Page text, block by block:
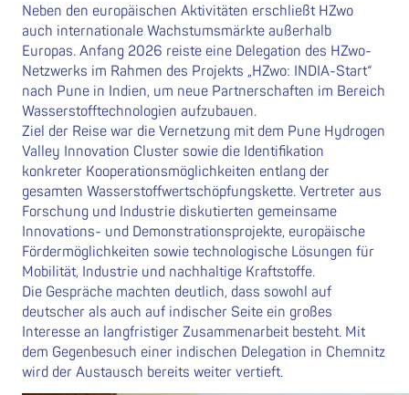
Neben den europäischen Aktivitäten erschließt HZwo
auch internationale Wachstumsmärkte außerhalb
Europas. Anfang 2026 reiste eine Delegation des HZwo-
Netzwerks im Rahmen des Projekts „HZwo: INDIA-Start“
nach Pune in Indien, um neue Partnerschaften im Bereich
Wasserstofftechnologien aufzubauen.
Ziel der Reise war die Vernetzung mit dem Pune Hydrogen
Valley Innovation Cluster sowie die Identifikation
konkreter Kooperationsmöglichkeiten entlang der
gesamten Wasserstoffwertschöpfungskette. Vertreter aus
Forschung und Industrie diskutierten gemeinsame
Innovations- und Demonstrationsprojekte, europäische
Fördermöglichkeiten sowie technologische Lösungen für
Mobilität, Industrie und nachhaltige Kraftstoffe.
Die Gespräche machten deutlich, dass sowohl auf
deutscher als auch auf indischer Seite ein großes
Interesse an langfristiger Zusammenarbeit besteht. Mit
dem Gegenbesuch einer indischen Delegation in Chemnitz
wird der Austausch bereits weiter vertieft.